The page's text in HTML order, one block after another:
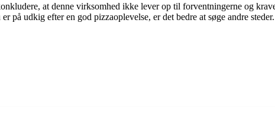
at denne virksomhed ikke lever op til forventningerne og
udkig efter en god pizzaoplevelse, er det bedre at søge andre steder.